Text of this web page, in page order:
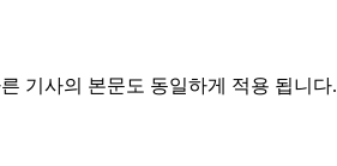
기사의 본문도 동일하게 적용 됩니다.